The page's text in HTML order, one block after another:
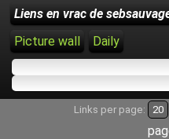
Liens en vrac de
Picture wall
Daily
Links per page: 20